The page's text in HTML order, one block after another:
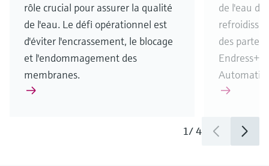
rôle crucial pour assurer la qualité
de l'eau. Le défi opérationnel est
d'éviter l'encrassement, le blocage
et l'endommagement des
membranes.
de l'eau
des
1/4